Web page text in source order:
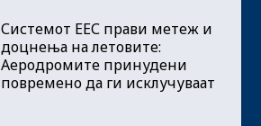
Системот ЕЕС прави метеж и
доцнења на летовите:
Аеродромите принудени
повремено да ги исклучуваат